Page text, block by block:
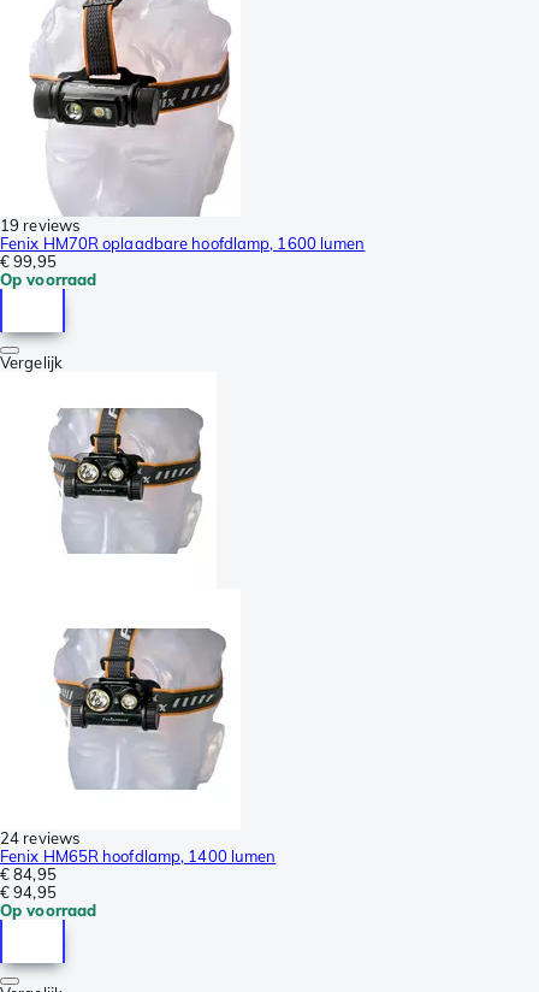
19 reviews
Fenix HM70R oplaadbare hoofdlamp, 1600 lumen
€ 99,95
Op voorraad
Vergelijk
24 reviews
Fenix HM65R hoofdlamp, 1400 lumen
€ 84,95
€ 94,95
Op voorraad